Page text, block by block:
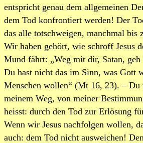
entspricht genau dem allgemeinen
dem Tod konfrontiert werden! Der
das alle totschweigen, manchmal bis
Wir haben gehört, wie schroff Jesus
Mund fährt: „Weg mit dir, Satan, geh
Du hast nicht das im Sinn, was Gott
Menschen wollen“ (Mt 16, 23). –
meinem Weg, von meiner
heisst: durch den Tod zur Erlösung
Wenn wir Jesus nachfolgen wollen,
auch: dem Tod nicht ausweichen!